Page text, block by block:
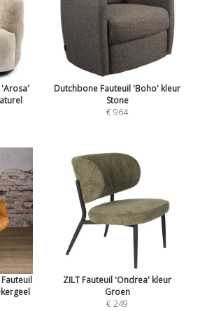
'Arosa'
Dutchbone Fauteuil 'Boho' kleur
Stone
€ 964
ZILT Fauteuil 'Ondrea' kleur
Groen
€ 249